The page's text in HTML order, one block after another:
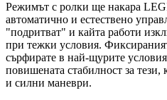
Режимът с ролки ще накара
автоматично и естествено
"подритват" и кайта работи
при тежки условия.
сърфирате в най-щурите
повишената стабилност за тези,
и силни маневри.